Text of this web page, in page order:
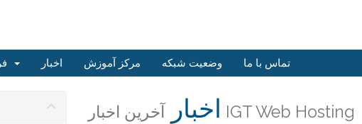
اخبار مرکز آموزش وضعیت شبکه تماس با ما
اخبار آخرین اخبار IGT Web Hosting